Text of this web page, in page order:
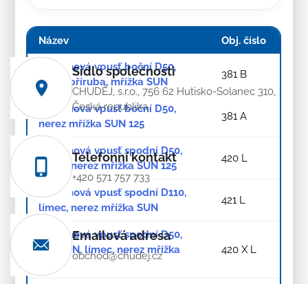
Název Obj. číslo
Podlahová vpusť boční D50,
nerez příruba, mřížka SUN
381 B
Podlahová vpusť boční D50,
nerez mřížka SUN 125
381 A
Podlahová vpusť spodní D50,
límec, nerez mřížka SUN 125
420 L
Podlahová vpusť spodní D110,
límec, nerez mřížka SUN
421 L
Podlahová vpusť spodní D50,
NEPTUN, límec, nerez mřížka
420 X L
Sídlo společnosti
CHUDĚJ, s.r.o., 756 62 Hutisko-Solanec 310,
Česká republika
Telefonní kontakt
+420 571 757 733
Emailová adresa
obchod@chudej.cz